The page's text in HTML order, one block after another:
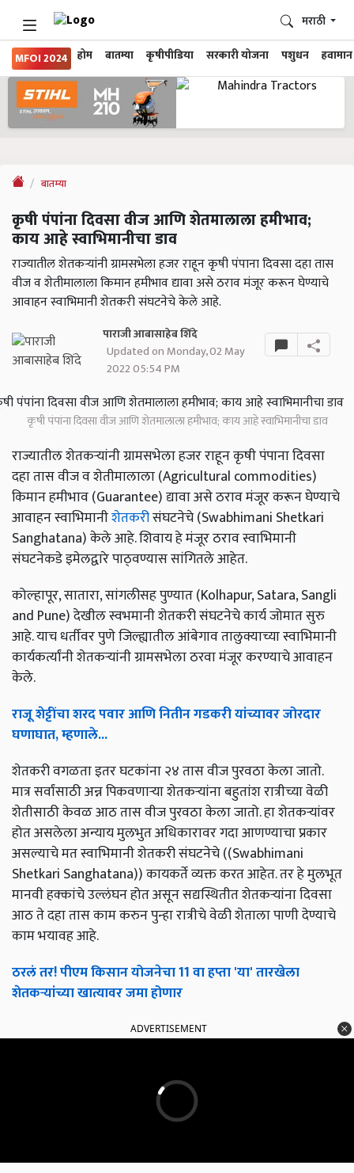
MFOI 2024 होम बातम्या कृषीपीडिया सरकारी योजना पशुधन हवामान
मराठी
बातम्या
कृषी पंपांना दिवसा वीज आणि शेतमालाला हमीभाव;
काय आहे स्वाभिमानीचा डाव
राज्यातील शेतकऱ्यांनी ग्रामसभेला हजर राहून कृषी पंपाना दिवसा दहा तास
वीज व शेतीमालाला किमान हमीभाव द्यावा असे ठराव मंजूर करून घेण्याचे
आवाहन स्वाभिमानी शेतकरी संघटनेचे केले आहे.
पाराजी आबासाहेब शिंदे
Updated on Monday, 02 May
2022 05:54 PM
कृषी पंपांना दिवसा वीज आणि शेतमालाला हमीभाव; काय आहे स्वाभिमानीचा डाव
राज्यातील शेतकऱ्यांनी ग्रामसभेला हजर राहून कृषी पंपाना दिवसा
दहा तास वीज व शेतीमालाला (Agricultural commodities)
किमान हमीभाव (Guarantee) द्यावा असे ठराव मंजूर करून घेण्याचे
आवाहन स्वाभिमानीशेतकरीसंघटनेचे (Swabhimani Shetkari
Sanghatana) केले आहे. शिवाय हे मंजूर ठराव स्वाभिमानी
संघटनेकडे इमेलद्वारे पाठ्वण्यास सांगितले आहेत.
कोल्हापूर, सातारा, सांगलीसह पुण्यात (Kolhapur, Satara, Sangli
and Pune) देखील स्वभमानी शेतकरी संघटनेचे कार्य जोमात सुरु
आहे. याच धर्तीवर पुणे जिल्ह्यातील आंबेगाव तालुक्याच्या स्वाभिमानी
कार्यकर्त्यांनी शेतकऱ्यांनी ग्रामसभेला ठरवा मंजूर करण्याचे आवाहन
केले.
राजू शेट्टींचा शरद पवार आणि नितीन गडकरी यांच्यावर जोरदार
घणाघात, म्हणाले...
शेतकरी वगळता इतर घटकांना २४ तास वीज पुरवठा केला जातो.
मात्र सर्वांसाठी अन्न पिकवणाऱ्या शेतकर्‍यांना बहुतांश रात्रीच्या वेळी
शेतीसाठी केवळ आठ तास वीज पुरवठा केला जातो. हा शेतकर्‍यांवर
होत असलेला अन्याय मुलभुत अधिकारावर गदा आणण्याचा प्रकार
असल्याचे मत स्वाभिमानी शेतकरी संघटनेचे ((Swabhimani
Shetkari Sanghatana)) कायकर्ते व्यक्त करत आहेत. तर हे मुलभूत
मानवी हक्कांचे उल्लंघन होत असून सद्यस्थितीत शेतकर्‍यांना दिवसा
आठ ते दहा तास काम करुन पुन्हा रात्रीचे वेळी शेताला पाणी देण्याचे
काम भयावह आहे.
ठरलं तर! पीएम किसान योजनेचा 11 वा हप्ता 'या' तारखेला
शेतकऱ्यांच्या खात्यावर जमा होणार
ADVERTISEMENT